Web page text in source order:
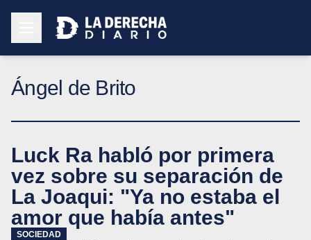
Ángel de Brito
Luck Ra habló por primera
vez sobre su separación de
La Joaqui: "Ya no estaba el
amor que había antes"
SOCIEDAD